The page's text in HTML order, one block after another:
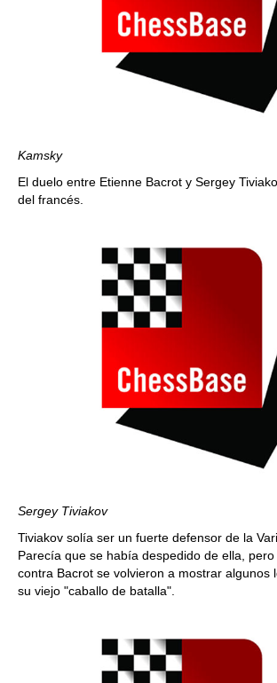
Kamsky
El duelo entre Etienne Bacrot y Sergey
del francés.
Sergey Tiviakov
Tiviakov solía ser un fuerte defensor de la
Parecía que se había despedido de ella,
contra Bacrot se volvieron a mostrar algunos
su viejo "caballo de batalla".